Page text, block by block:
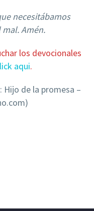
necesitábamos
Amén.
los devocionales
aqui.
Hijo de la promesa –